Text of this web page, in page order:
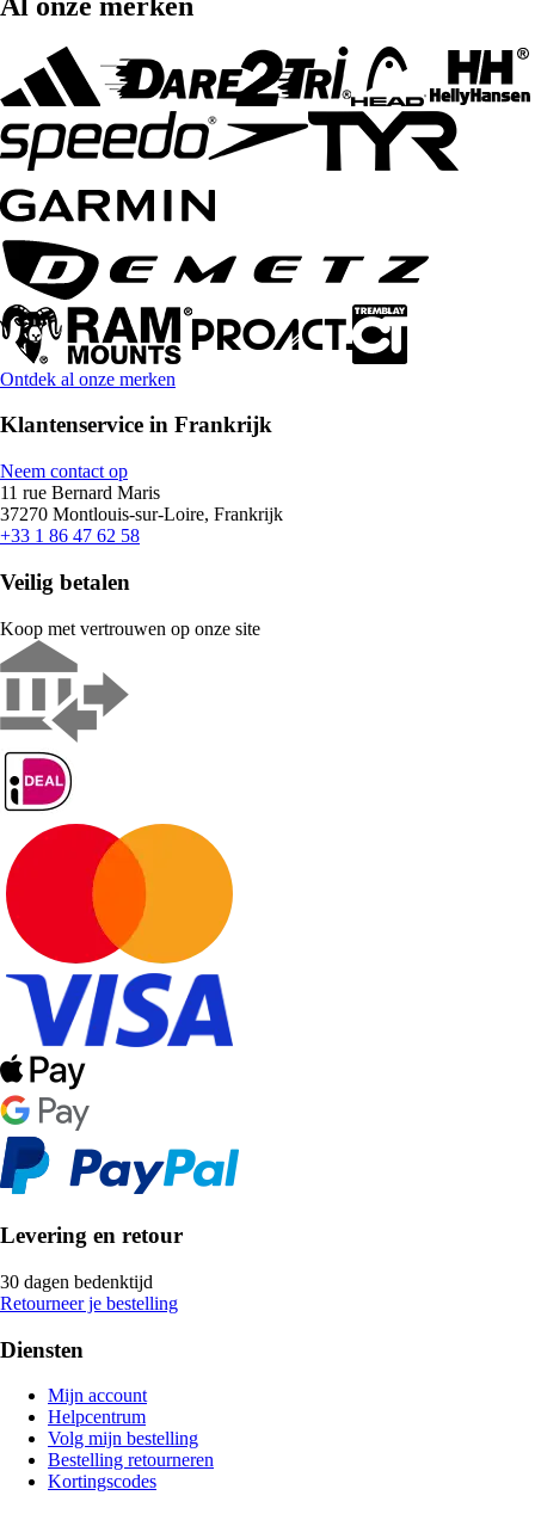
Ontdek al onze merken
Klantenservice in Frankrijk
Neem contact op
11 rue Bernard Maris
37270 Montlouis-sur-Loire, Frankrijk
+33 1 86 47 62 58
Veilig betalen
Koop met vertrouwen op onze site
Levering en retour
30 dagen bedenktijd
Retourneer je bestelling
Diensten
Mijn account
Helpcentrum
Volg mijn bestelling
Bestelling retourneren
Kortingscodes